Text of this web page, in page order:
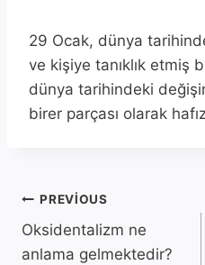
29 Ocak, dünya
ve kişiye tanıklık etmiş
dünya tarihindeki
birer parçası olarak
Yazı
gezinmesi
PREVIOUS
Oksidentalizm ne
anlama gelmektedir?